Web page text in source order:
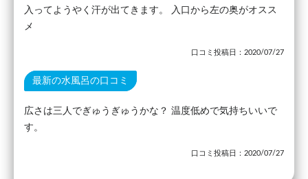
入ってようやく汗が出てきます。 入口から左の奥がオスス
メ
口コミ投稿日：2020/07/27
最新の水風呂の口コミ
広さは三人でぎゅうぎゅうかな？ 温度低めで気持ちいいで
す。
口コミ投稿日：2020/07/27